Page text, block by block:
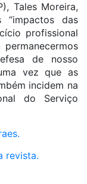
Tales Moreira,
“impactos das
profissional
de nosso
vez que as
incidem na
do Serviço
revista.